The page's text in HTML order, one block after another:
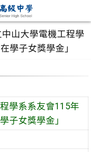
中山大學電機工程學
學子女獎學金」
學系系友會115年
子女獎學金」